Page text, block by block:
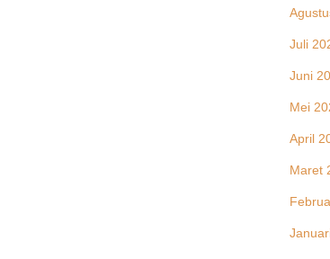
Juli
Juni
Mei
April
Maret